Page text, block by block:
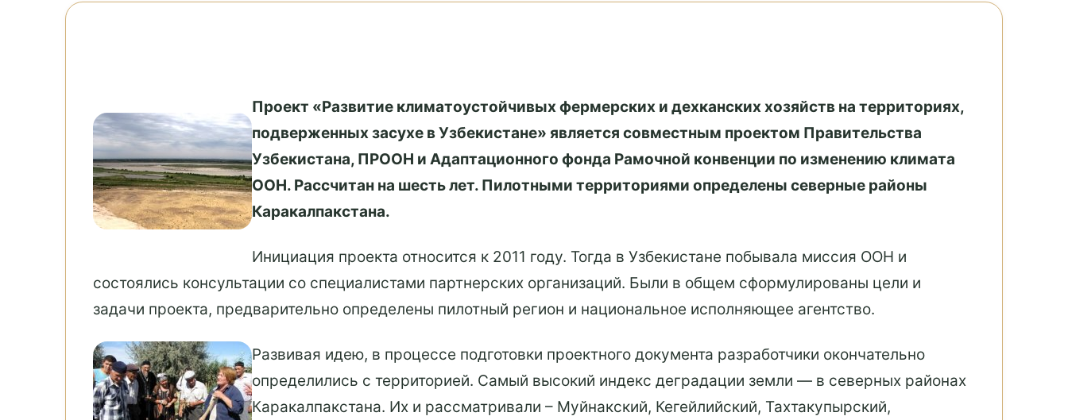
Проект «Развитие климатоустойчивых фермерских и дехканских хозяйств на территориях,
подверженных засухе в Узбекистане» является совместным проектом Правительства
Узбекистана, ПРООН и Адаптационного фонда Рамочной конвенции по изменению климата
ООН. Рассчитан на шесть лет. Пилотными территориями определены северные районы
Каракалпакстана.
Инициация проекта относится к 2011 году. Тогда в Узбекистане побывала миссия ООН и
состоялись консультации со специалистами партнерских организаций. Были в общем сформулированы цели и
задачи проекта, предварительно определены пилотный регион и национальное исполняющее агентство.
Развивая идею, в процессе подготовки проектного документа разработчики окончательно
определились с территорией. Самый высокий индекс деградации земли — в северных районах
Каракалпакстана. Их и рассматривали – Муйнакский, Кегейлийский, Тахтакупырский,